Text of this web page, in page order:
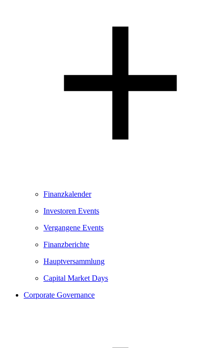
Finanzkalender
Investoren Events
Vergangene Events
Finanzberichte
Hauptversammlung
Capital Market Days
Corporate Governance